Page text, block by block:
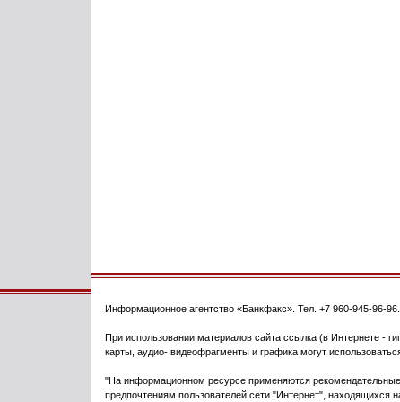
Информационное агентство «Банкфакс» . Тел. +7 960-945-96-96
При использовании материалов сайта ссылка (в Интернете -
карты, аудио- видеофрагменты и графика могут
"На информационном ресурсе применяются
предпочтениям пользователей сети "Интернет", находящихся